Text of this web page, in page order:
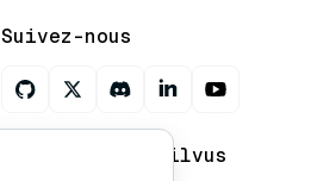
Suivez-nous
Ask AI about Milvus